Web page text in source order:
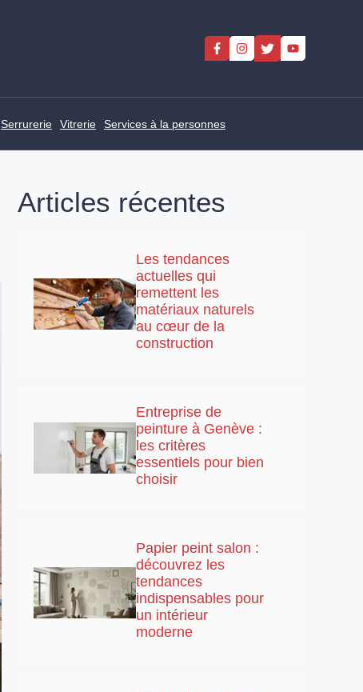
Serrurerie Vitrerie Services à la personnes
Articles récentes
Les tendances
actuelles qui
remettent les
matériaux naturels
au cœur de la
construction
Entreprise de
peinture à Genève :
les critères
essentiels pour bien
choisir
Papier peint salon :
découvrez les
tendances
indispensables pour
un intérieur
moderne